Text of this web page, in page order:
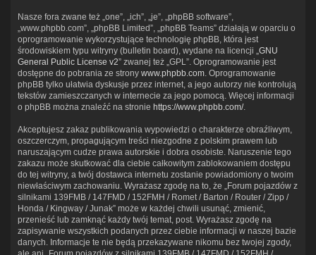
Nasze fora zwane też „one”, „ich”, „je”, „phpBB software”,
„www.phpbb.com”, „phpBB Limited”, „phpBB Teams” działają w oparciu o
oprogramowanie wykorzystujące technologię phpBB, która jest
środowiskiem typu witryny (bulletin board), wydane na licencji „GNU
General Public License v2” zwanej też „GPL”. Oprogramowanie jest
dostępne do pobrania ze strony www.phpbb.com. Oprogramowanie
phpBB tylko ułatwia dyskusje przez internet, a jego autorzy nie kontrolują
tekstów zamieszczanych w internecie za jego pomocą. Więcej informacji
o phpBB można znaleźć na stronie https://www.phpbb.com/.
Akceptujesz zakaz publikowania wypowiedzi o charakterze obraźliwym,
oszczerczym, propagującym treści niezgodne z polskim prawem lub
naruszającym cudze prawa autorskie i dobra osobiste. Naruszenie tego
zakazu może skutkować dla ciebie całkowitym zablokowaniem dostępu
do tej witryny, a twój dostawca internetu zostanie powiadomiony o twoim
niewłaściwym zachowaniu. Wyrażasz zgodę na to, że „Forum pojazdów z
silnikami 139FMB / 147FMD / 152FMH / Romet / Barton / Router / Zipp /
Honda / Kingway / Junak” może w każdej chwili usunąć, zmienić,
przenieść lub zamknąć każdy twój temat, post. Wyrażasz zgodę na
zapisywanie wszystkich podanych przez ciebie informacji w naszej bazie
danych. Informacje te nie będą przekazywane nikomu bez twojej zgody,